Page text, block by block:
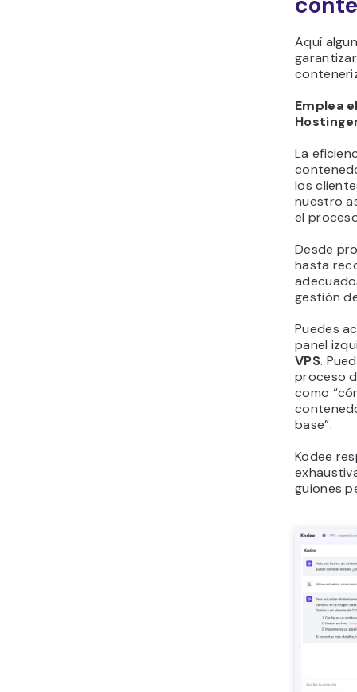
Aquí
Emplea
La
los
nuestro
el
Desde
hasta
gestión
Puedes
panel
VPS.
proceso
como
base”.
Kodee
guiones